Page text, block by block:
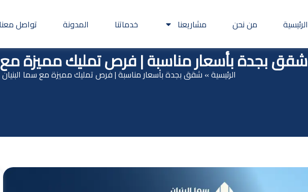
الرئيسية من نحن مشاريعنا خدماتنا المدونة تواصل معنا
شقق بجدة بأسعار مناسبة | فرص تمليك مميزة مع
الرئيسية» شقق بجدة بأسعار مناسبة | فرص تمليك مميزة مع سما البنيان